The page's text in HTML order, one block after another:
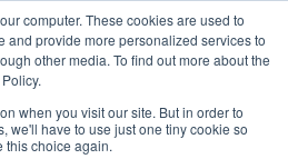
computer. These cookies are used to
and provide more personalized services to
other media. To find out more about the
when you visit our site. But in order to
we'll have to use just one tiny cookie so
this choice again.
MOL Logistics Holding (Europe) B.V.